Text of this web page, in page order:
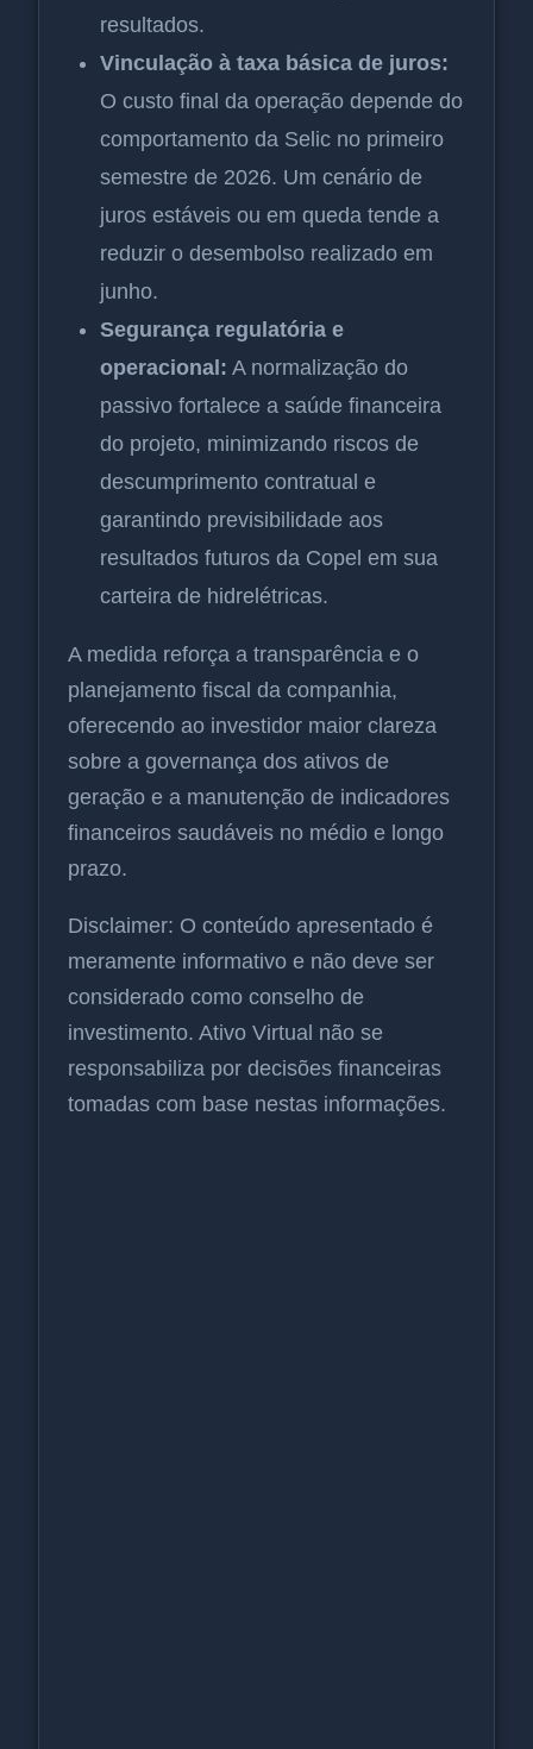
resultados.
Vinculação à taxa básica de juros:
O custo final da operação depende do
comportamento da Selic no primeiro
semestre de 2026. Um cenário de
juros estáveis ou em queda tende a
reduzir o desembolso realizado em
junho.
Segurança regulatória e
operacional: A normalização do
passivo fortalece a saúde financeira
do projeto, minimizando riscos de
descumprimento contratual e
garantindo previsibilidade aos
resultados futuros da Copel em sua
carteira de hidrelétricas.
A medida reforça a transparência e o
planejamento fiscal da companhia,
oferecendo ao investidor maior clareza
sobre a governança dos ativos de
geração e a manutenção de indicadores
financeiros saudáveis no médio e longo
prazo.
Disclaimer: O conteúdo apresentado é
meramente informativo e não deve ser
considerado como conselho de
investimento. Ativo Virtual não se
responsabiliza por decisões financeiras
tomadas com base nestas informações.